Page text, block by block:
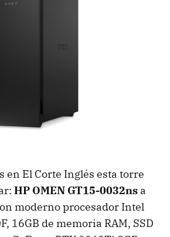
en El Corte Inglés esta torre
HP OMEN GT15-0032ns a
moderno procesador Intel
16GB de memoria RAM, SSD